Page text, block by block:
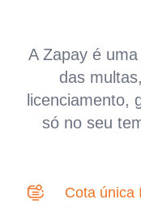
A Zapay é
das
licenciamento,
só no seu
Cota única